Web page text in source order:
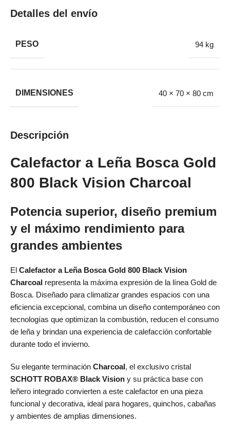
Detalles del envío
PESO 94 kg
DIMENSIONES 40 × 70 × 80 cm
Descripción
Calefactor a Leña Bosca Gold
800 Black Vision Charcoal
Potencia superior, diseño premium
y el máximo rendimiento para
grandes ambientes
El Calefactor a Leña Bosca Gold 800 Black Vision
Charcoal representa la máxima expresión de la línea Gold de
Bosca. Diseñado para climatizar grandes espacios con una
eficiencia excepcional, combina un diseño contemporáneo con
tecnologías que optimizan la combustión, reducen el consumo
de leña y brindan una experiencia de calefacción confortable
durante todo el invierno.
Su elegante terminación Charcoal, el exclusivo cristal
SCHOTT ROBAX® Black Vision y su práctica base con
leñero integrado convierten a este calefactor en una pieza
funcional y decorativa, ideal para hogares, quinchos, cabañas
y ambientes de amplias dimensiones.